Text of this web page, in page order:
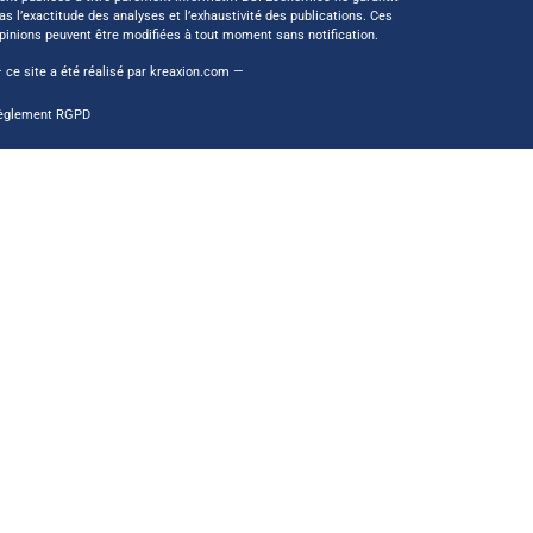
l’exactitude des analyses et l’exhaustivité des publications. Ces
peuvent être modifiées à tout moment sans notification.
ce site a été réalisé par kreaxion.com —
RGPD